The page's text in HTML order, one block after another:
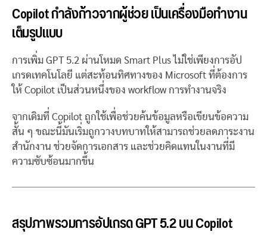
Copilot กำลังก้าวจากผู้ช่วย เป็นเครื่องมือทำงาน
เต็มรูปแบบ
การเพิ่ม GPT 5.2 ผ่านโหมด Smart Plus ไม่ใช่เพียงการอัป
เกรดเทคโนโลยี แต่สะท้อนทิศทางของ Microsoft ที่ต้องการ
ให้ Copilot เป็นส่วนหนึ่งของ workflow การทำงานจริง
จากเดิมที่ Copilot ถูกใช้เพื่อช่วยค้นข้อมูลหรือเขียนข้อความ
สั้น ๆ ขณะนี้มันเริ่มถูกวางบทบาทให้สามารถช่วยลดภาระงาน
สำนักงาน ช่วยจัดการเอกสาร และช่วยคิดแทนในงานที่มี
ความซับซ้อนมากขึ้น
สรุปภาพรวมการอัปเกรด GPT 5.2 บน Copilot